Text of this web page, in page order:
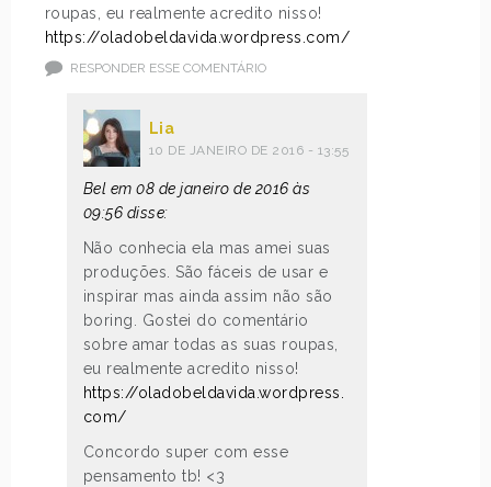
roupas, eu realmente acredito nisso!
https://oladobeldavida.wordpress.com/
RESPONDER ESSE COMENTÁRIO
Lia
10 DE JANEIRO DE 2016 - 13:55
Bel em 08 de janeiro de 2016 às
09:56 disse:
Não conhecia ela mas amei suas
produções. São fáceis de usar e
inspirar mas ainda assim não são
boring. Gostei do comentário
sobre amar todas as suas roupas,
eu realmente acredito nisso!
https://oladobeldavida.wordpress.
com/
Concordo super com esse
pensamento tb! <3